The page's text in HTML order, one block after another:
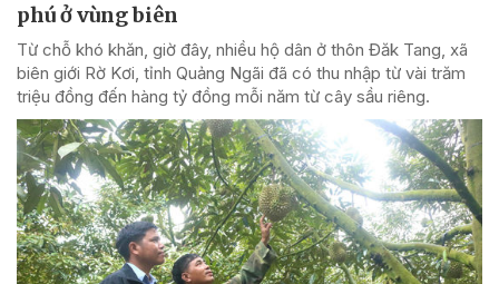
phú ở vùng biên
Từ chỗ khó khăn, giờ đây, nhiều hộ dân ở thôn Đăk Tang, xã
biên giới Rờ Kơi, tỉnh Quảng Ngãi đã có thu nhập từ vài trăm
triệu đồng đến hàng tỷ đồng mỗi năm từ cây sầu riêng.